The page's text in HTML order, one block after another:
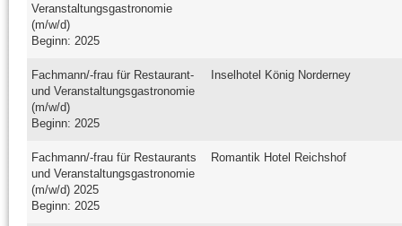
Veranstaltungsgastronomie
(m/w/d)
Beginn: 2025
Fachmann/-frau für Restaurant-
und Veranstaltungsgastronomie
(m/w/d)
Beginn: 2025
Inselhotel König Norderney
Fachmann/-frau für Restaurants
und Veranstaltungsgastronomie
(m/w/d) 2025
Beginn: 2025
Romantik Hotel Reichshof